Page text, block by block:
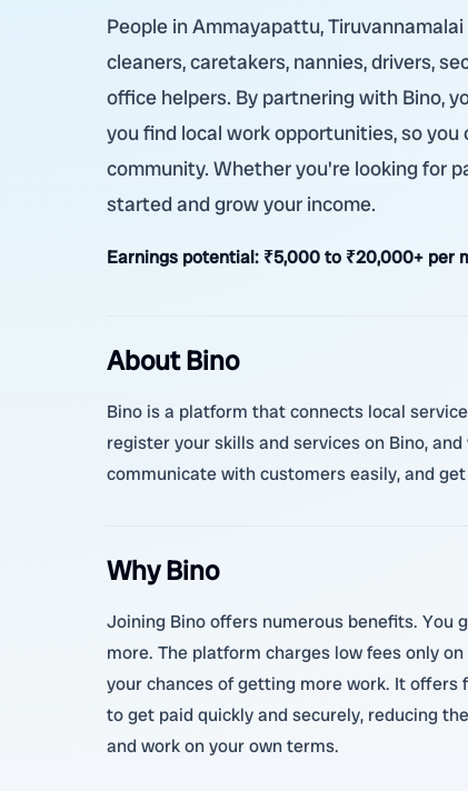
People in Ammayapattu,
cleaners, caretakers, nannies, drivers,
office helpers. By partnering with Bino,
you find local work opportunities, so
community. Whether you're looking for
started and grow your income.
Earnings potential: ₹5,000 to ₹20,000+ per
About Bino
Bino is a platform that connects local
register your skills and services on Bino,
communicate with customers easily, and
Why Bino
Joining Bino offers numerous benefits. You
more. The platform charges low fees only
your chances of getting more work. It offers
to get paid quickly and securely, reducing
and work on your own terms.